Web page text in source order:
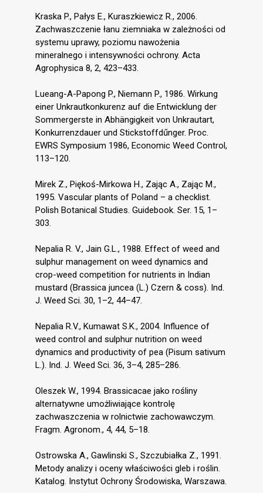
Kraska P., Pałys E., Kuraszkiewicz R., 2006.
Zachwaszczenie łanu ziemniaka w zależności od
systemu uprawy, poziomu nawożenia
mineralnego i intensywności ochrony. Acta
Agrophysica 8, 2, 423–433.
Lueang-A-Papong P., Niemann P., 1986. Wirkung
einer Unkrautkonkurenz auf die Entwicklung der
Sommergerste in Abhängigkeit von Unkrautart,
Konkurrenzdauer und Stickstoffdűnger. Proc.
EWRS Symposium 1986, Economic Weed Control,
113–120.
Mirek Z., Piękoś-Mirkowa H., Zając A., Zając M.,
1995. Vascular plants of Poland – a checklist.
Polish Botanical Studies. Guidebook. Ser. 15, 1–
303.
Nepalia R. V., Jain G.L., 1988. Effect of weed and
sulphur management on weed dynamics and
crop-weed competition for nutrients in Indian
mustard (Brassica juncea (L.) Czern & coss). Ind.
J. Weed Sci. 30, 1–2, 44–47.
Nepalia R.V., Kumawat S.K., 2004. Influence of
weed control and sulphur nutrition on weed
dynamics and productivity of pea (Pisum sativum
L.). Ind. J. Weed Sci. 36, 3–4, 285–286.
Oleszek W., 1994. Brassicacae jako rośliny
alternatywne umożliwiające kontrolę
zachwaszczenia w rolnictwie zachowawczym.
Fragm. Agronom., 4, 44, 5–18.
Ostrowska A., Gawlinski S., Szczubiałka Z., 1991.
Metody analizy i oceny właściwości gleb i roślin.
Katalog. Instytut Ochrony Środowiska, Warszawa.